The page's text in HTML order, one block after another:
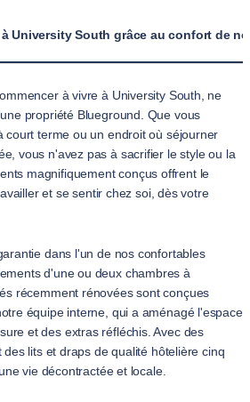
University South grâce au confort de
à vivre à University South, ne
propriété Blueground. Que vous
court terme ou un endroit où séjourner
vous n'avez pas à sacrifier le style ou la
magnifiquement conçus offrent le
et se sentir chez soi, dès votre
dans l'un de nos confortables
d'une ou deux chambres à
récemment rénovées sont conçues
équipe interne, qui a aménagé l'espace
et des extras réfléchis. Avec des
lits et draps de qualité hôtelière cinq
vie décontractée et locale.